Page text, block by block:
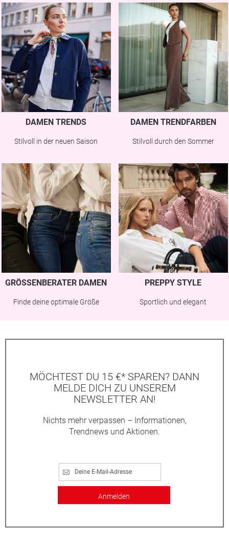
DAMEN TRENDS
Stilvoll in der neuen Saison
DAMEN TRENDFARBEN
Stilvoll durch den Sommer
GRÖSSENBERATER DAMEN
Finde deine optimale Größe
PREPPY STYLE
Sportlich und elegant
MÖCHTEST DU 15 €* SPAREN? DANN
MELDE DICH ZU UNSEREM
NEWSLETTER AN!
Nichts mehr verpassen – Informationen,
Trendnews und Aktionen.
Anmelden